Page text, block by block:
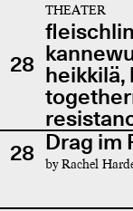
28
THEATER
heikkilä,
28 Drag im
by Rachel